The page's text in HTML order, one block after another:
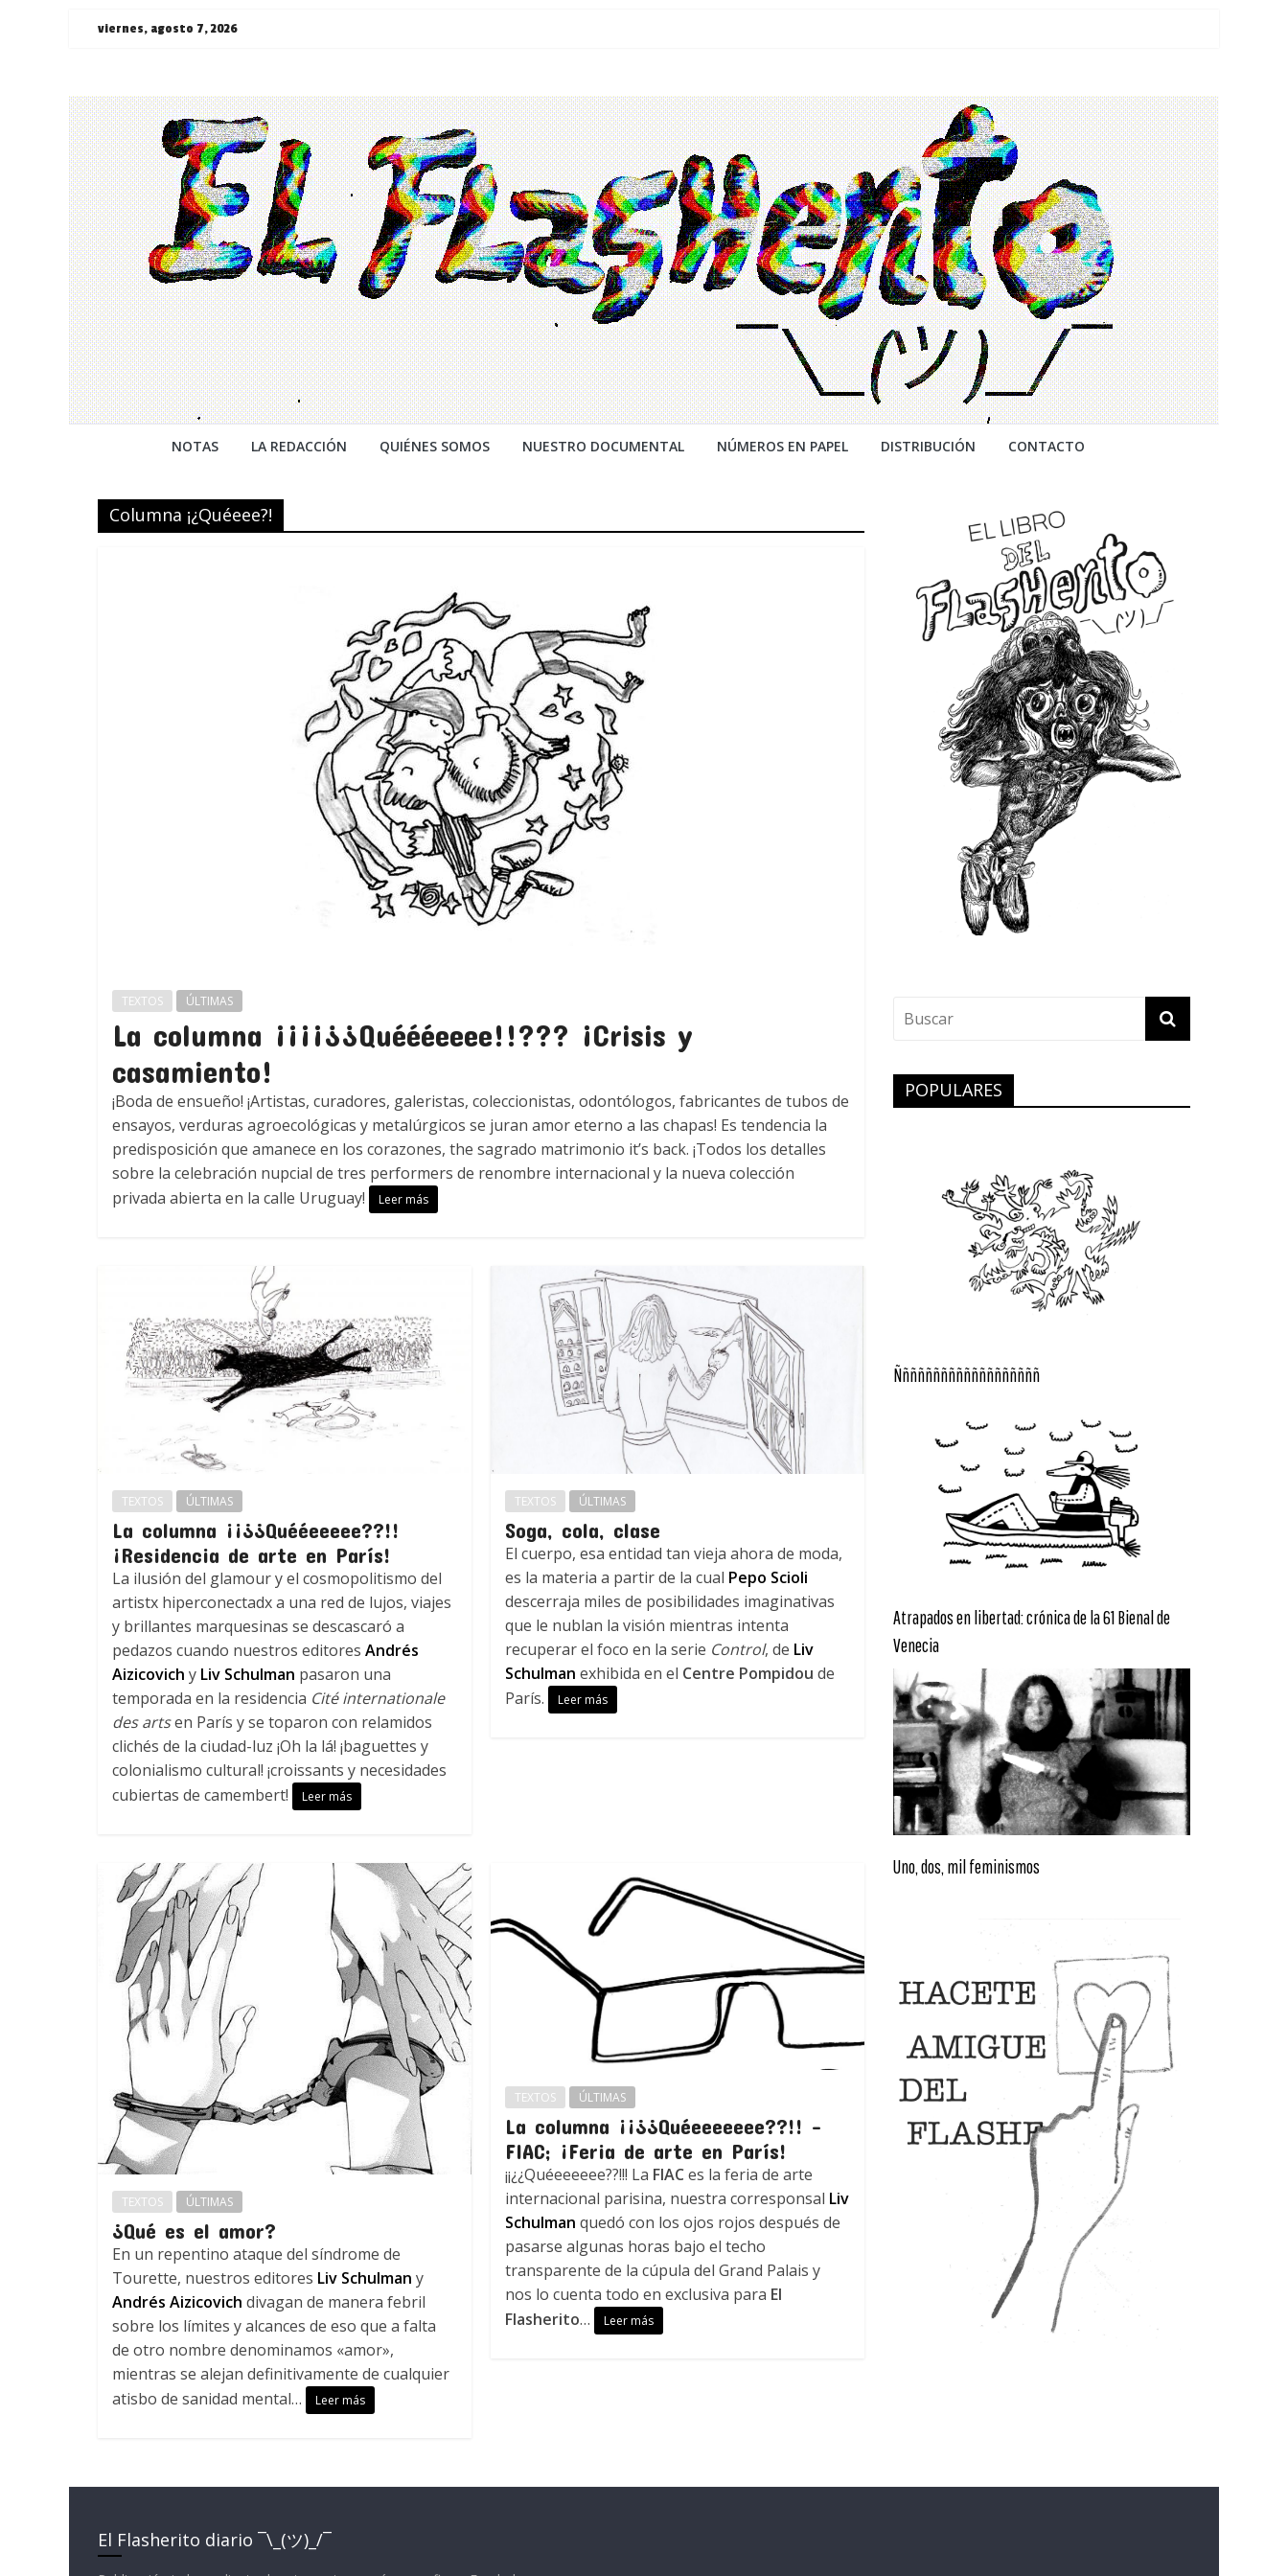
Saltarviernes, agosto 7, 2026
¯\_(ツ)_/
¯
NOTAS LA REDACCIÓN QUIÉNES SOMOS NUESTRO DOCUMENTAL NÚMEROS EN PAPEL DISTRIBUCIÓN CONTACTO
Columna ¡¿Quéeee?!
TEXTOS ÚLTIMAS
La columna ¡¡¡¡¿¿Quéééeeee!!??? ¡Crisis y
casamiento!
¡Boda de ensueño! ¡Artistas, curadores, galeristas, coleccionistas, odontólogos, fabricantes de tubos de
ensayos, verduras agroecológicas y metalúrgicos se juran amor eterno a las chapas! Es tendencia la
predisposición que amanece en los corazones, the sagrado matrimonio it’s back. ¡Todos los detalles
sobre la celebración nupcial de tres performers de renombre internacional y la nueva colección
privada abierta en la calle Uruguay!
Leer más
TEXTOS ÚLTIMAS
La columna ¡¡¿¿Quééeeeee??!!
¡Residencia de arte en París!
La ilusión del glamour y el cosmopolitismo del
artistx hiperconectadx a una red de lujos, viajes
y brillantes marquesinas se descascaró a
pedazos cuando nuestros editores Andrés
Aizicovich y Liv Schulman pasaron una
temporada en la residencia Cité internationale
des artsen París y se toparon con relamidos
clichés de la ciudad-luz ¡Oh la lá! ¡baguettes y
colonialismo cultural! ¡croissants y necesidades
cubiertas de camembert!
Leer más
TEXTOS ÚLTIMAS
Soga, cola, clase
El cuerpo, esa entidad tan vieja ahora de moda,
es la materia a partir de la cual Pepo Scioli
descerraja miles de posibilidades imaginativas
que le nublan la visión mientras intenta
recuperar el foco en la serie Control, de Liv
Schulman exhibida en el Centre Pompidou de
París.
Leer más
TEXTOS ÚLTIMAS
¿Qué es el amor?
En un repentino ataque del síndrome de
Tourette, nuestros editores Liv Schulman y
Andrés Aizicovich divagan de manera febril
sobre los límites y alcances de eso que a falta
de otro nombre denominamos «amor»,
mientras se alejan definitivamente de cualquier
atisbo de sanidad mental…
Leer más
TEXTOS ÚLTIMAS
La columna ¡¡¿¿Quéeeeeeee??!! –
FIAC; ¡Feria de arte en París!
¡¡¿¿Quéeeeeee??!!! La FIACes la feria de arte
internacional parisina, nuestra corresponsal Liv
Schulman quedó con los ojos rojos después de
pasarse algunas horas bajo el techo
transparente de la cúpula del Grand Palais y
nos lo cuenta todo en exclusiva para El
Flasherito… Leer más
POPULARES
Ñññññññññññññññññññ
Atrapados en libertad: crónica de la 61 Bienal de
Venecia
Uno, dos, mil feminismos
El Flasherito diario ¯\_(ツ)_/¯